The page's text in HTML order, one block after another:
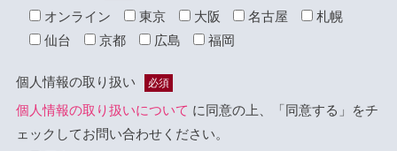
オンライン 東京 大阪 名古屋
札幌
仙台
京都 広島 福岡
個人情報の取り扱い 必須
個人情報の取り扱いについて に同意の上、「同意する」をチ
ェックしてお問い合わせください。